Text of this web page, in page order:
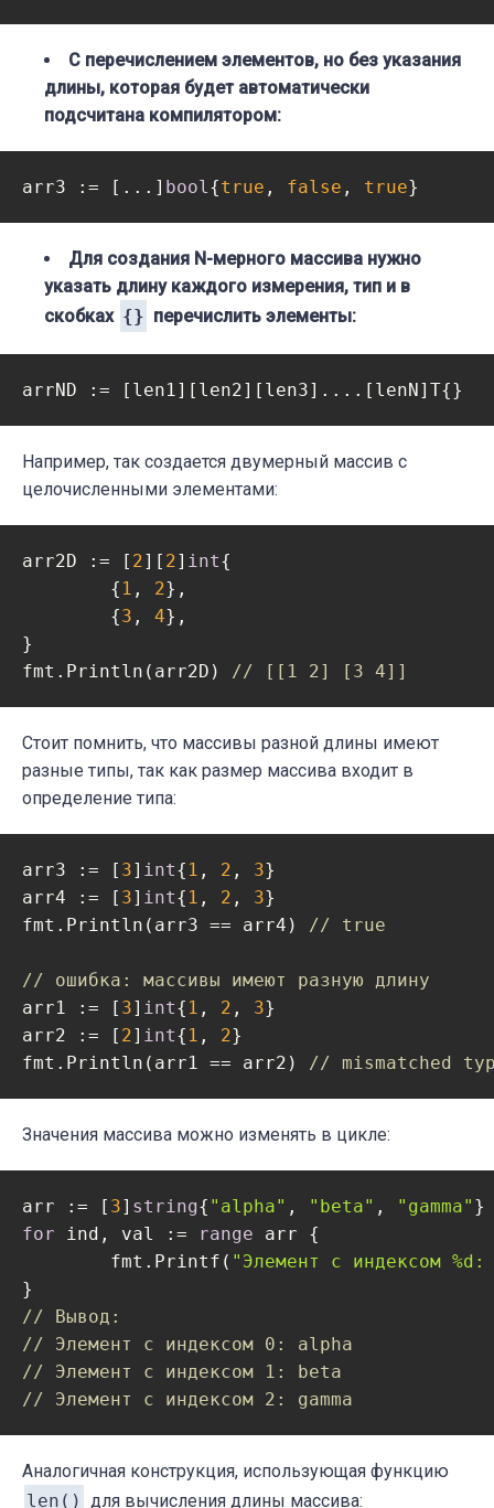
С перечислением элементов, но без указания
длины, которая будет автоматически
подсчитана компилятором:
arr3 := [...] bool{true , false , true
Для создания N-мерного массива нужно
указать длину каждого измерения, тип и в
скобках {} перечислить элементы:
Например, так создается двумерный массив с
целочисленными элементами:
arr2D := [ 2][ 2] int{
	{
1 , 2},
	{
3 , 4},
}
fmt.Println(arr2D) // [[1 2] [3 4]]
Стоит помнить, что массивы разной длины имеют
разные типы, так как размер массива входит в
определение типа:
arr3 := [ 3] int{ 1 , 2 , 3}
arr4 := [ 3] int{ 1 , 2 , 3}
fmt.Println(arr3 == arr4) // true
// ошибка: массивы имеют разную длину
arr1 := [ 3] int{ 1 , 2 , 3}
arr2 := [ 2] int{ 1 , 2}
fmt.Println(arr1 == arr2) // mismatched
Значения массива можно изменять в цикле:
arr := [ 3] string{ "alpha" , "beta" , "gamma"
for ind, val := range arr {
	fmt.Printf(
"Элемент с индексом
// Вывод:
// Элемент с индексом 0: alpha
// Элемент с индексом 1: beta
// Элемент с индексом 2: gamma
Аналогичная конструкция, использующая функцию
len() для вычисления длины массива: